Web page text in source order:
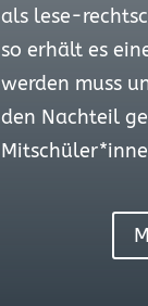
als lese-
so erhält es
werden muss
den Nachteil